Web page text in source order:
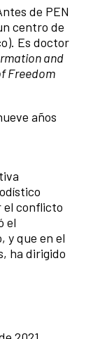
de PEN
centro de
Es doctor
and
Freedom
años
el conflicto
el
y que en el
ha dirigido